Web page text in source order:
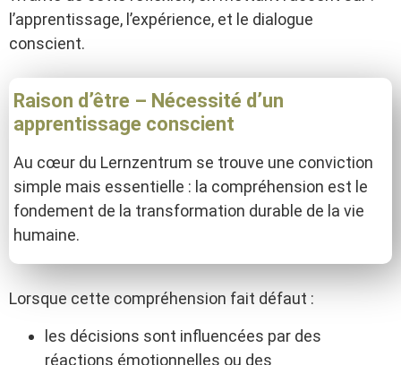
l’apprentissage, l’expérience, et le dialogue
conscient.
Raison d’être – Nécessité d’un
apprentissage conscient
Au cœur du Lernzentrum se trouve une conviction
simple mais essentielle : la compréhension est le
fondement de la transformation durable de la vie
humaine.
Lorsque cette compréhension fait défaut :
les décisions sont influencées par des
réactions émotionnelles ou des